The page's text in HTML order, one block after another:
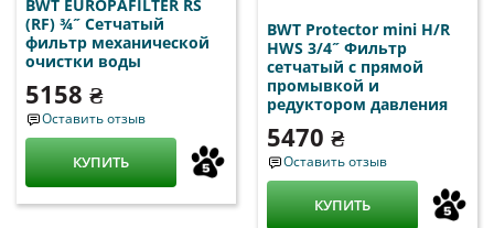
BWT EUROPAFILTER RS
(RF) ¾˝ Сетчатый
фильтр механической
очистки воды
5158 ₴
Оставить отзыв
КУПИТЬ
BWT Protector mini H/R
HWS 3/4˝ Фильтр
сетчатый с прямой
промывкой и
редуктором давления
5470 ₴
Оставить отзыв
КУПИТЬ